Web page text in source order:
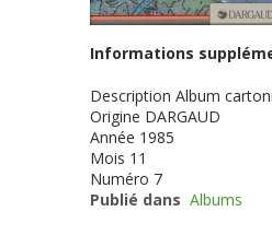
Informations
Description Album
Origine DARGAUD
Année 1985
Mois 11
Numéro 7
Publié dans Albums